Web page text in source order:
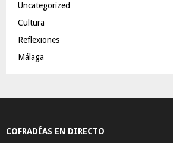
Uncategorized
Cultura
Reflexiones
Málaga
COFRADÍAS EN DIRECTO